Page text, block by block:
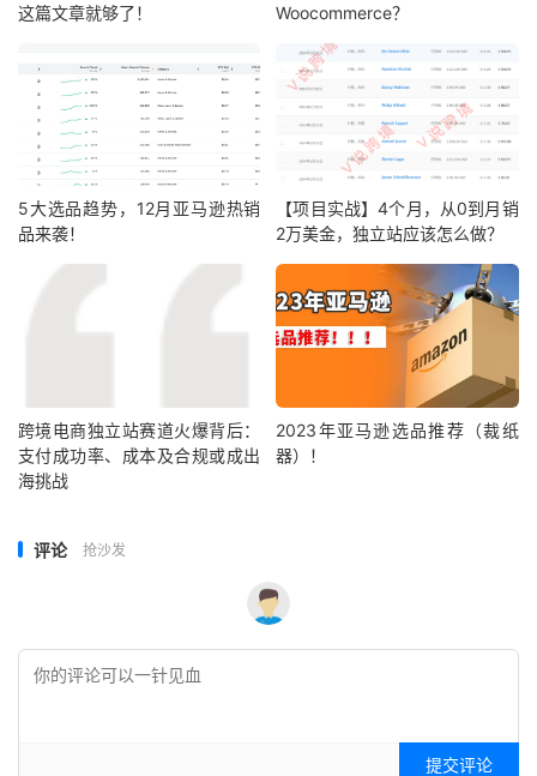
这篇文章就够了！
Woocommerce？
5大选品趋势，12月亚马逊热销
品来袭！
【项目实战】4个月，从0到月销
2万美金，独立站应该怎么做？
跨境电商独立站赛道火爆背后：
支付成功率、成本及合规或成出
海挑战
2023年亚马逊选品推荐（裁纸
器）！
评论 抢沙发
提交评论